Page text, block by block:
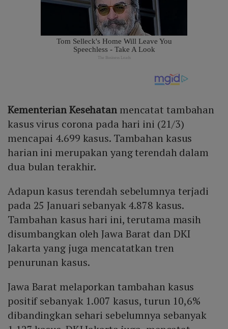
Kementerian Kesehatanmencatat tambahan
kasus virus corona pada hari ini (21/3)
mencapai 4.699 kasus. Tambahan kasus
harian ini merupakan yang terendah dalam
dua bulan terakhir.
Adapun kasus terendah sebelumnya terjadi
pada 25 Januari sebanyak 4.878 kasus.
Tambahan kasus hari ini, terutama masih
disumbangkan oleh Jawa Barat dan DKI
Jakarta yang juga mencatatkan tren
penurunan kasus.
Jawa Barat melaporkan tambahan kasus
positif sebanyak 1.007 kasus, turun 10,6%
dibandingkan sehari sebelumnya sebanyak